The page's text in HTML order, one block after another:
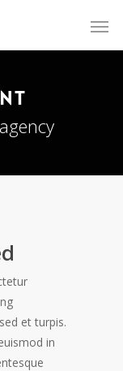
et turpis.
in